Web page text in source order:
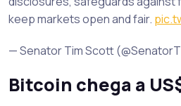
keep markets open and fair.
— Senator Tim Scott
Bitcoin chega a